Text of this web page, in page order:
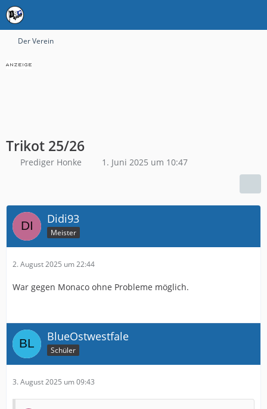
Der Verein
Trikot 25/26
Prediger Honke 1. Juni 2025 um 10:47
Didi93
Meister
2. August 2025 um 22:44
War gegen Monaco ohne Probleme möglich.
BlueOstwestfale
Schüler
3. August 2025 um 09:43